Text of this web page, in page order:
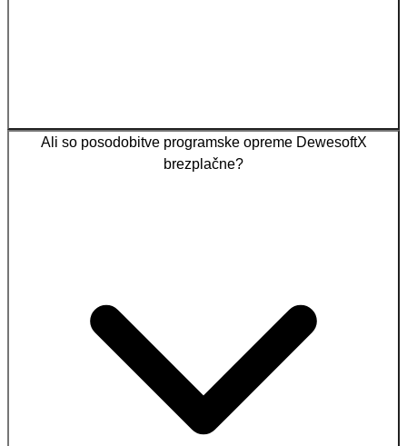
Ali so posodobitve programske opreme DewesoftX
brezplačne?